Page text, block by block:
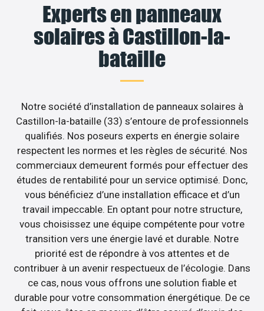
Experts en panneaux
solaires à Castillon-la-
bataille
Notre société d’installation de panneaux solaires à
Castillon-la-bataille (33) s’entoure de professionnels
qualifiés. Nos poseurs experts en énergie solaire
respectent les normes et les règles de sécurité. Nos
commerciaux demeurent formés pour effectuer des
études de rentabilité pour un service optimisé. Donc,
vous bénéficiez d’une installation efficace et d’un
travail impeccable. En optant pour notre structure,
vous choisissez une équipe compétente pour votre
transition vers une énergie lavé et durable. Notre
priorité est de répondre à vos attentes et de
contribuer à un avenir respectueux de l’écologie. Dans
ce cas, nous vous offrons une solution fiable et
durable pour votre consommation énergétique. De ce